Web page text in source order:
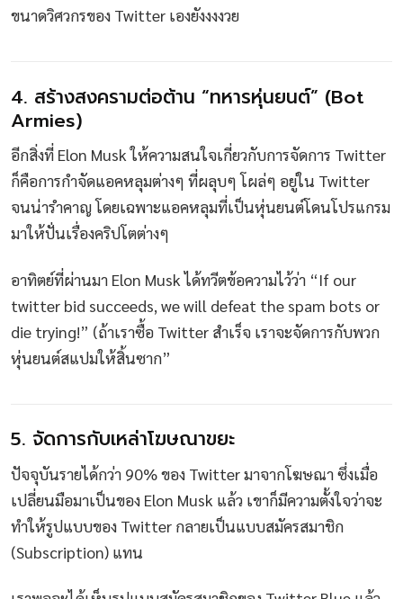
ขนาดวิศวกรของ Twitter เองยังงงงวย
4. สร้างสงครามต่อต้าน “ทหารหุ่นยนต์” (Bot
Armies)
อีกสิ่งที่ Elon Musk ให้ความสนใจเกี่ยวกับการจัดการ Twitter
ก็คือการกำจัดแอคหลุมต่างๆ ที่ผลุบๆ โผล่ๆ อยู่ใน Twitter
จนน่ารำคาญ โดยเฉพาะแอคหลุมที่เป็นหุ่นยนต์โดนโปรแกรม
มาให้ปั่นเรื่องคริปโตต่างๆ
อาทิตย์ที่ผ่านมา Elon Musk ได้ทวีตข้อความไว้ว่า “If our
twitter bid succeeds, we will defeat the spam bots or
die trying!” (ถ้าเราซื้อ Twitter สำเร็จ เราจะจัดการกับพวก
หุ่นยนต์สแปมให้สิ้นซาก”
5. จัดการกับเหล่าโฆษณาขยะ
ปัจจุบันรายได้กว่า 90% ของ Twitter มาจากโฆษณา ซึ่งเมื่อ
เปลี่ยนมือมาเป็นของ Elon Musk แล้ว เขาก็มีความตั้งใจว่าจะ
ทำให้รูปแบบของ Twitter กลายเป็นแบบสมัครสมาชิก
(Subscription) แทน